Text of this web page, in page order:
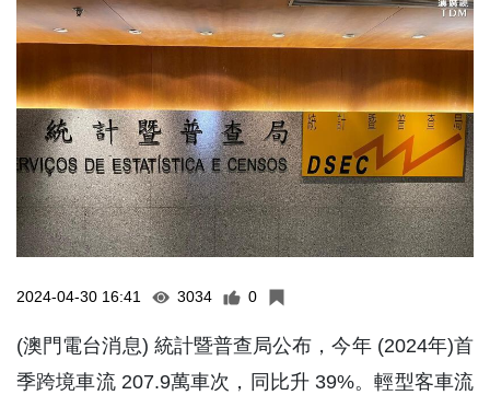
2024-04-30 16:41 3034 0
(澳門電台消息) 統計暨普查局公布，今年 (2024年)首
季跨境車流 207.9萬車次，同比升 39%。輕型客車流